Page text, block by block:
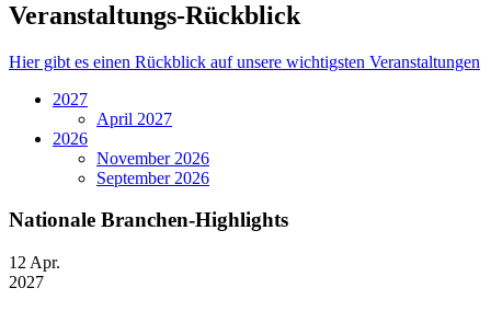
Veranstaltungs-Rückblick
Hier gibt es einen Rückblick auf unsere wichtigsten Veranstaltungen
2027
April 2027
2026
November 2026
September 2026
Nationale Branchen-Highlights
12 Apr.
2027